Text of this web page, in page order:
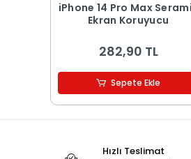
iPhone 14 Pro Max Seramik
Ekran Koruyucu
282,90 TL
Sepete Ekle
Hızlı Teslimat